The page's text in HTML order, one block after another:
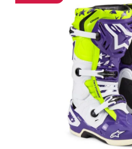
TIP NA DÁRKY
NÁPLNĚ A KAPALINY
NÁHRADNÍ DÍLY
MONTÁŽNÍ SLUŽBY